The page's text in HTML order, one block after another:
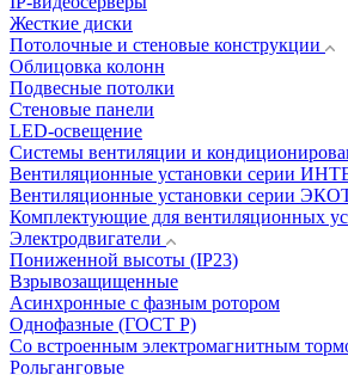
Жесткие диски
Потолочные и стеновые конструкции
Облицовка колонн
Подвесные потолки
Стеновые панели
LED-освещение
Системы вентиляции и
Вентиляционные установки серии
Вентиляционные установки серии
Комплектующие для вентиляционных
Электродвигатели
Пониженной высоты (IP23)
Взрывозащищенные
Асинхронные с фазным ротором
Однофазные (ГОСТ Р)
Со встроенным электромагнитным
Рольганговые